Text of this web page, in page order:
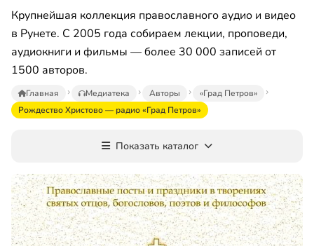
Крупнейшая коллекция православного аудио и видео
в Рунете. С 2005 года собираем лекции, проповеди,
аудиокниги и фильмы — более 30 000 записей от
1500 авторов.
Главная Медиатека Авторы
«Град Петров»
Рождество Христово — радио «Град Петров»
Показать каталог